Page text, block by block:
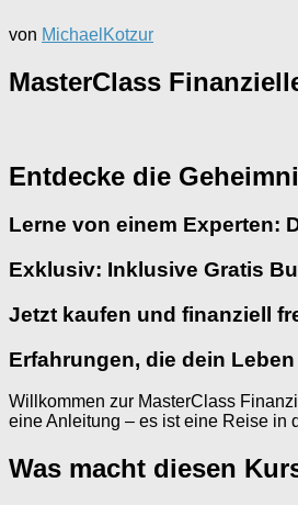
von MichaelKotzur
MasterClass
Entdecke die
Lerne von einem Experten:
Exklusiv: Inklusive Gratis
Jetzt kaufen und finanziell
Erfahrungen, die dein
Willkommen zur MasterClass
eine Anleitung – es ist eine Reise in
Was macht diesen